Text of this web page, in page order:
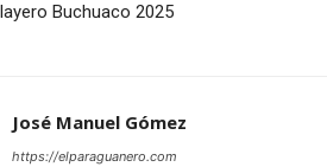
Buchuaco 2025
José Manuel Gómez
https://elparaguanero.com